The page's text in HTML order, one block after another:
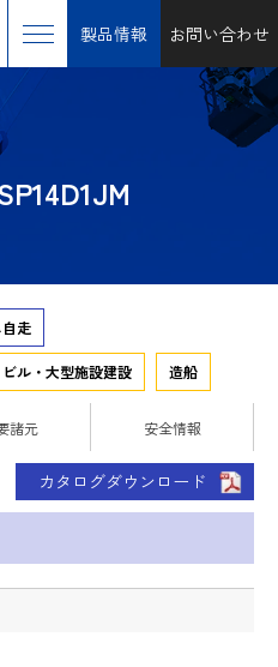
製品情報 お問い合わせ
走
ビル・大型施設建設 造船
諸元 安全情報
カタログダウンロード